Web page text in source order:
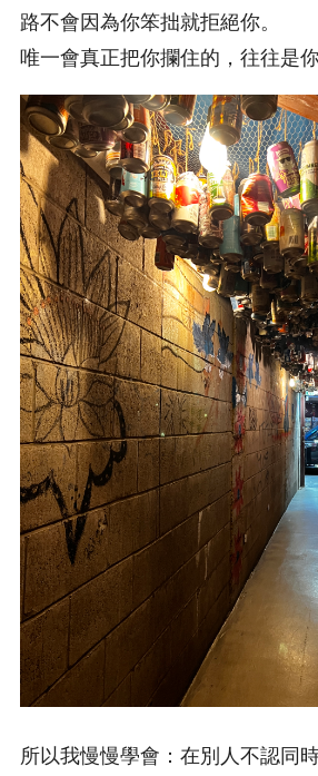
路不會因為你笨拙就拒絕你。
唯一會真正把你攔住的，往往是你
所以我慢慢學會：在別人不認同